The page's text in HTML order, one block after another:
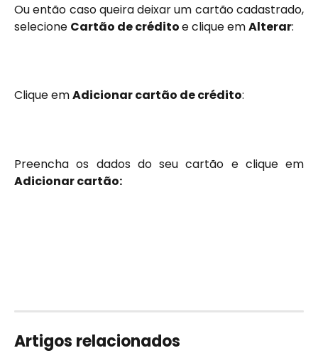
Ou então caso queira deixar um cartão cadastrado,
selecione Cartão de créditoe clique emAlterar:
Clique emAdicionar cartão de crédito:
Preencha os dados do seu cartão e clique em
Adicionar cartão:
Artigos relacionados